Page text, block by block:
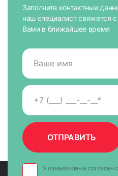
Заполните контактные
наш специалист свяжется с
Вами в ближайшее время
Я ознакомлен и согласен с